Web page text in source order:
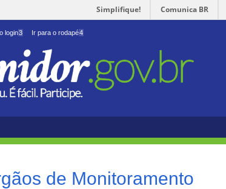
Simplifique! Comunica BR
login3 Ir para o rodapé4
de Monitoramento